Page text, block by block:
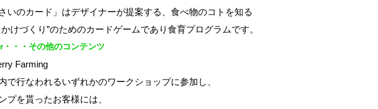
さいのカード」はデザイナーが提案する、食べ物のコトを知る
かけづくり”のためのカードゲームであり食育プログラムです。
・・その他のコンテンツ
Farming
で行なわれるいずれかのワークショップに参加し、
プを貰ったお客様には、